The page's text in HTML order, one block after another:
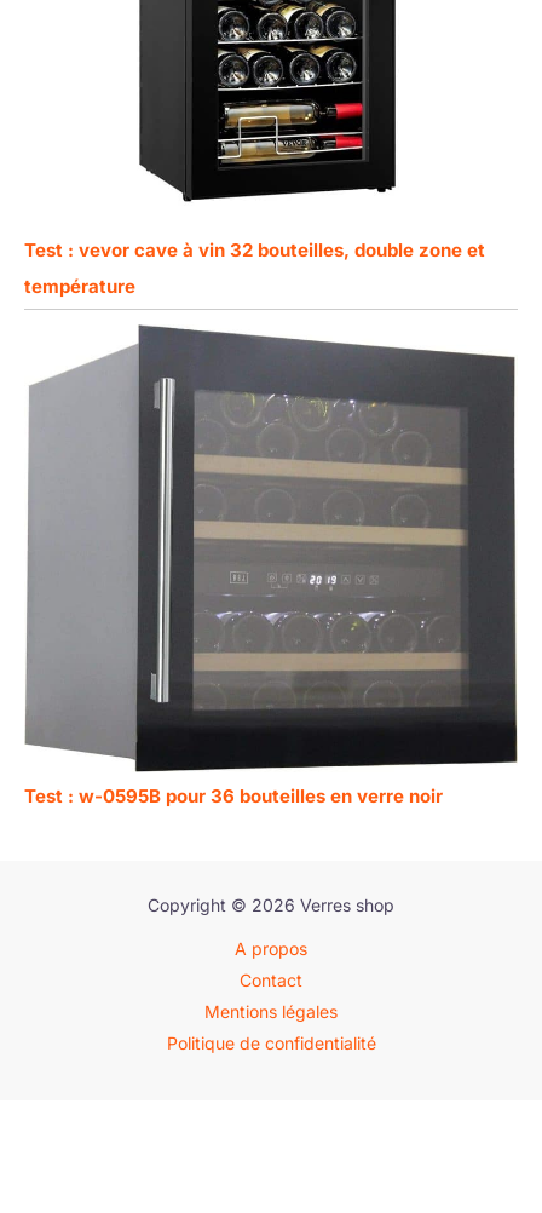
Test : vevor cave à vin 32 bouteilles, double zone et
température
Test : w-0595B pour 36 bouteilles en verre noir
Copyright © 2026 Verres shop
A propos
Contact
Mentions légales
Politique de confidentialité